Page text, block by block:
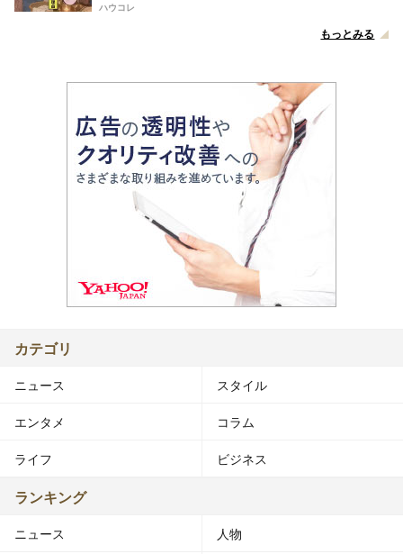
ハウコレ
もっとみる
カテゴリ
ニュース スタイル
エンタメ コラム
ライフ ビジネス
ランキング
ニュース 人物